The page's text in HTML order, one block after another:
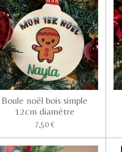
Boule noël bois simple
12cm diamètre
7,50 €